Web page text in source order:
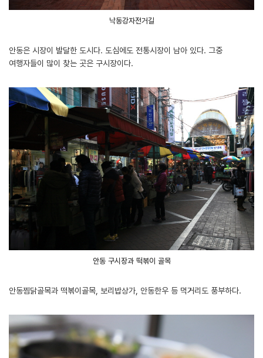
낙동강자전거길
안동은 시장이 발달한 도시다. 도심에도 전통시장이 남아 있다. 그중
여행자들이 많이 찾는 곳은 구시장이다.
안동 구시장과 떡볶이 골목
안동찜닭골목과 떡볶이골목, 보리밥상가, 안동한우 등 먹거리도 풍부하다.